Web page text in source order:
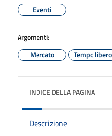
Eventi
Argomenti:
Mercato
Tempo libero
INDICE DELLA PAGINA
Descrizione